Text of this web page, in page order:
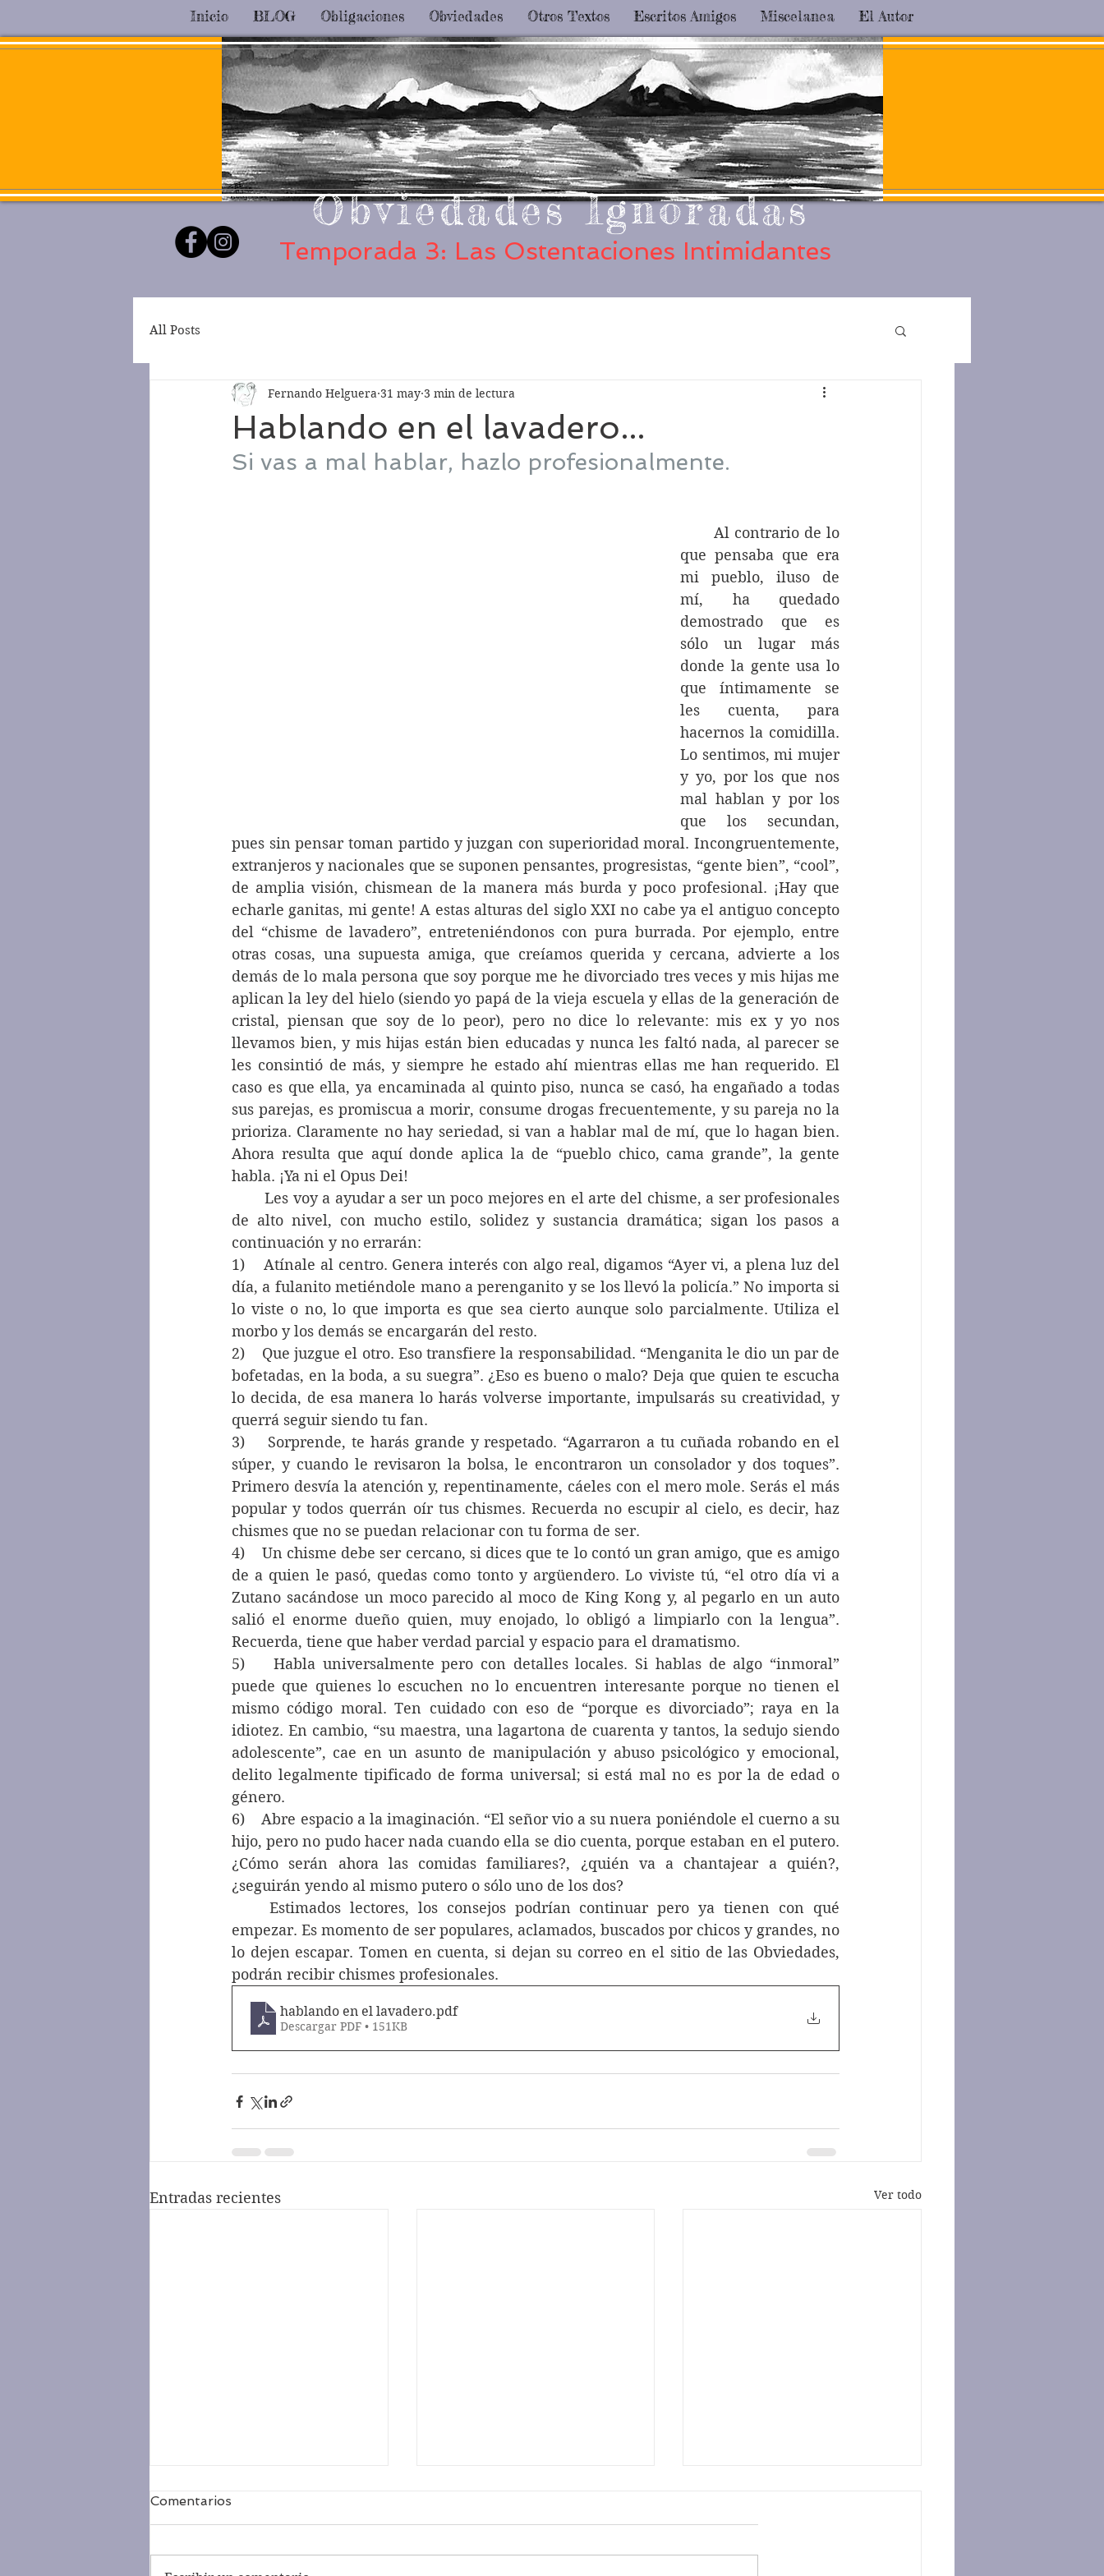
Inicio BLOG Obligaciones Obviedades Otros Textos Escritos Amigos Miscelanea El Autor
Obviedades Ignoradas
Temporada 3: Las Ostentaciones Intimidantes
All Posts
Hablando en el lavadero...
Fernando Helguera 31 may 3 min de lectura
Si vas a mal hablar, hazlo profesionalmente.
que pensaba que era
mi pueblo, iluso de
mí, ha quedado
demostrado que es
sólo un lugar más
donde la gente usa lo
que íntimamente se
les cuenta, para
hacernos la comidilla.
Lo sentimos, mi mujer
y yo, por los que nos
mal hablan y por los
que los secundan,
pues sin pensar toman partido y juzgan con superioridad moral. Incongruentemente,
extranjeros y nacionales que se suponen pensantes, progresistas, “gente bien”, “cool”,
de amplia visión, chismean de la manera más burda y poco profesional. ¡Hay que
echarle ganitas, mi gente! A estas alturas del siglo XXI no cabe ya el antiguo concepto
del “chisme de lavadero”, entreteniéndonos con pura burrada. Por ejemplo, entre
otras cosas, una supuesta amiga, que creíamos querida y cercana, advierte a los
demás de lo mala persona que soy porque me he divorciado tres veces y mis hijas me
aplican la ley del hielo (siendo yo papá de la vieja escuela y ellas de la generación de
cristal, piensan que soy de lo peor), pero no dice lo relevante: mis ex y yo nos
llevamos bien, y mis hijas están bien educadas y nunca les faltó nada, al parecer se
les consintió de más, y siempre he estado ahí mientras ellas me han requerido. El
caso es que ella, ya encaminada al quinto piso, nunca se casó, ha engañado a todas
sus parejas, es promiscua a morir, consume drogas frecuentemente, y su pareja no la
prioriza. Claramente no hay seriedad, si van a hablar mal de mí, que lo hagan bien.
Ahora resulta que aquí donde aplica la de “pueblo chico, cama grande”, la gente
habla. ¡Ya ni el Opus Dei!
	Les voy a ayudar a ser un poco mejores en el arte del chisme, a ser profesionales
de alto nivel, con mucho estilo, solidez y sustancia dramática; sigan los pasos a
continuación y no errarán:
1)    Atínale al centro. Genera interés con algo real, digamos “Ayer vi, a plena luz del
día, a fulanito metiéndole mano a perenganito y se los llevó la policía.” No importa si
lo viste o no, lo que importa es que sea cierto aunque solo parcialmente. Utiliza el
morbo y los demás se encargarán del resto.
2)    Que juzgue el otro. Eso transfiere la responsabilidad. “Menganita le dio un par de
bofetadas, en la boda, a su suegra”. ¿Eso es bueno o malo? Deja que quien te escucha
lo decida, de esa manera lo harás volverse importante, impulsarás su creatividad, y
querrá seguir siendo tu fan.
3)    Sorprende, te harás grande y respetado. “Agarraron a tu cuñada robando en el
súper, y cuando le revisaron la bolsa, le encontraron un consolador y dos toques”.
Primero desvía la atención y, repentinamente, cáeles con el mero mole. Serás el más
popular y todos querrán oír tus chismes. Recuerda no escupir al cielo, es decir, haz
chismes que no se puedan relacionar con tu forma de ser.
4)    Un chisme debe ser cercano, si dices que te lo contó un gran amigo, que es amigo
de a quien le pasó, quedas como tonto y argüendero. Lo viviste tú, “el otro día vi a
Zutano sacándose un moco parecido al moco de King Kong y, al pegarlo en un auto
salió el enorme dueño quien, muy enojado, lo obligó a limpiarlo con la lengua”.
Recuerda, tiene que haber verdad parcial y espacio para el dramatismo.
5)    Habla universalmente pero con detalles locales. Si hablas de algo “inmoral”
puede que quienes lo escuchen no lo encuentren interesante porque no tienen el
mismo código moral. Ten cuidado con eso de “porque es divorciado”; raya en la
idiotez. En cambio, “su maestra, una lagartona de cuarenta y tantos, la sedujo siendo
adolescente”, cae en un asunto de manipulación y abuso psicológico y emocional,
delito legalmente tipificado de forma universal; si está mal no es por la de edad o
género.
6)    Abre espacio a la imaginación. “El señor vio a su nuera poniéndole el cuerno a su
hijo, pero no pudo hacer nada cuando ella se dio cuenta, porque estaban en el putero.
¿Cómo serán ahora las comidas familiares?, ¿quién va a chantajear a quién?,
¿seguirán yendo al mismo putero o sólo uno de los dos?
empezar. Es momento de ser populares, aclamados, buscados por chicos y grandes, no
lo dejen escapar. Tomen en cuenta, si dejan su correo en el sitio de las Obviedades,
podrán recibir chismes profesionales.
hablando en el lavadero.pdf
Descargar PDF • 151KB
Entradas recientes Ver todo
Comentarios